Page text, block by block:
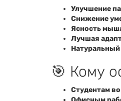
Улучшение
Снижение
Ясность
Лучшая
Натуральный
🎯 Кому
Студентам